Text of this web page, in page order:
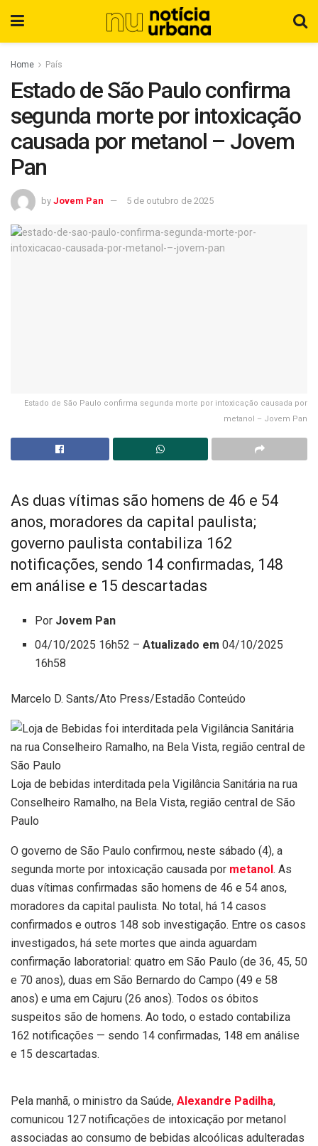
Home País
Estado de São Paulo confirma
segunda morte por intoxicação
causada por metanol – Jovem
Pan
by Jovem Pan 5 de outubro de 2025
Estado de São Paulo confirma segunda morte por intoxicação causada por
metanol – Jovem Pan
As duas vítimas são homens de 46 e 54
anos, moradores da capital paulista;
governo paulista contabiliza 162
notificações, sendo 14 confirmadas, 148
em análise e 15 descartadas
Por Jovem Pan
04/10/2025 16h52 –Atualizado em 04/10/2025
16h58
Marcelo D. Sants/Ato Press/Estadão Conteúdo
Loja de bebidas interditada pela Vigilância Sanitária na rua
Conselheiro Ramalho, na Bela Vista, região central de São
Paulo
O governo de São Paulo confirmou, neste sábado (4), a
segunda morte por intoxicação causada por metanol . As
duas vítimas confirmadas são homens de 46 e 54 anos,
moradores da capital paulista. No total, há 14 casos
confirmados e outros 148 sob investigação. Entre os casos
investigados, há sete mortes que ainda aguardam
confirmação laboratorial: quatro em São Paulo (de 36, 45, 50
e 70 anos), duas em São Bernardo do Campo (49 e 58
anos) e uma em Cajuru (26 anos). Todos os óbitos
suspeitos são de homens. Ao todo, o estado contabiliza
162 notificações — sendo 14 confirmadas, 148 em análise
e 15 descartadas.
Pela manhã, o ministro da Saúde, Alexandre Padilha,
comunicou 127 notificações de intoxicação por metanol
associadas ao consumo de bebidas alcoólicas adulteradas